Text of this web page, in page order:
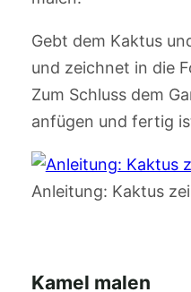
Gebt dem Kaktus
und zeichnet in die
Zum Schluss dem
anfügen und fertig
Anleitung: Kaktus
Kamel malen